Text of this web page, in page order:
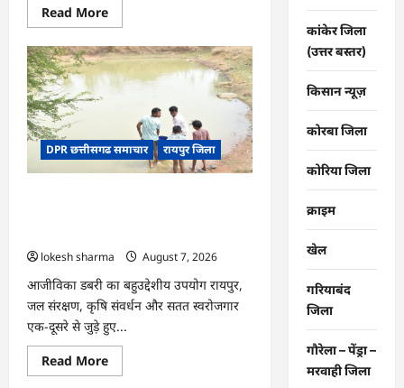
Read MoreRead
more
CG
:
वन
महोत्सव
माँ
के
नाम’
अभियान
DPR छत्तीसगढ समाचार रायपुर जिला
lokesh sharma
August 7, 2026
आजीविका डबरी का बहुउद्देशीय उपयोग रायपुर,
जल संरक्षण, कृषि संवर्धन और सतत स्वरोजगार
एक-दूसरे से जुड़े हुए...
Read MoreRead
more
कांकेर जिला
(उत्तर बस्तर)
किसान न्यूज़
कोरबा जिला
कोरिया जिला
क्राइम
खेल
गरियाबंद
जिला
गौरेला – पेंड्रा –
मरवाही जिला